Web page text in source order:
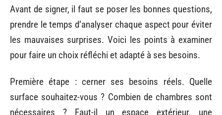
Avant de signer, il faut se poser les bonnes questions,
prendre le temps d’analyser chaque aspect pour éviter
les mauvaises surprises. Voici les points à examiner
pour faire un choix réfléchi et adapté à ses besoins.
Première étape : cerner ses besoins réels. Quelle
surface souhaitez-vous ? Combien de chambres sont
nécessaires ? Faut-il un espace extérieur, une